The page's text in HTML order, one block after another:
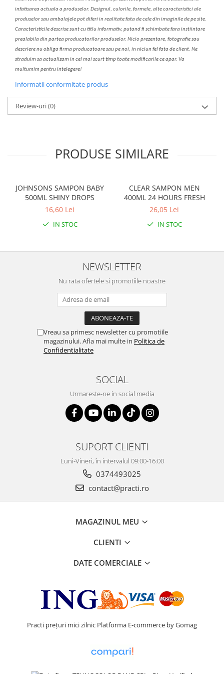
infatisarea actuala a produselor. Designul, culorile, formele, alte caracteristici ale
produselor sau ambalajele pot diferi in realitate fata de cele din imaginile de pe site.
Caracteristicile descrise sunt cu titlu informativ, putand fi schimbate fara instiintare
prealabila din partea producatorilor produselor. Nicio prezentare, fotografie sau
descriere nu obliga firma producatoare sau pe noi, in niciun fel fata de client. Ne
straduim sa actualizam in cel mai scurt timp toate modificarile ce apar. Va
multumim pentru intelegere!
Informatii conformitate produs
Review-uri(0)
PRODUSE SIMILARE
JOHNSONS SAMPON BABY
500ML SHINY DROPS
16,60 Lei
IN STOC
CLEAR SAMPON MEN
400ML 24 HOURS FRESH
26,05 Lei
IN STOC
NEWSLETTER
Nu rata ofertele si promotiile noastre
Vreau sa primesc newsletter cu promotiile
magazinului. Afla mai multe in Politica de
Confidentialitate
SOCIAL
Urmareste-ne in social media
SUPORT CLIENTI
Luni-Vineri, în intervalul 09:00-16:00
0374493025
contact@practi.ro
MAGAZINUL MEU
CLIENTI
DATE COMERCIALE
Practi prețuri mici zilnic Platforma E-commerce by Gomag